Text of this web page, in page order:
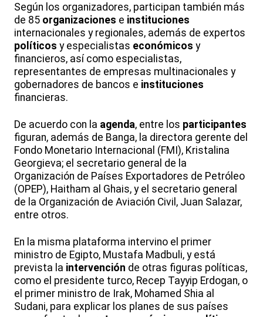
Según los organizadores, participan también más
de 85 organizaciones e instituciones
internacionales y regionales, además de expertos
políticos y especialistas económicos y
financieros, así como especialistas,
representantes de empresas multinacionales y
gobernadores de bancos e instituciones
financieras.
De acuerdo con la agenda, entre los participantes
figuran, además de Banga, la directora gerente del
Fondo Monetario Internacional (FMI), Kristalina
Georgieva; el secretario general de la
Organización de Países Exportadores de Petróleo
(OPEP), Haitham al Ghais, y el secretario general
de la Organización de Aviación Civil, Juan Salazar,
entre otros.
En la misma plataforma intervino el primer
ministro de Egipto, Mustafa Madbuli, y está
prevista la intervención de otras figuras políticas,
como el presidente turco, Recep Tayyip Erdogan, o
el primer ministro de Irak, Mohamed Shia al
Sudani, para explicar los planes de sus países